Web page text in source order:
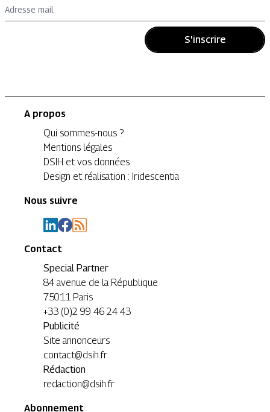
Adresse mail
S'inscrire
A propos
Qui sommes-nous ?
Mentions légales
DSIH et vos données
Design et réalisation : Iridescentia
Nous suivre
Contact
Special Partner
84 avenue de la République
75011 Paris
+33 (0)2 99 46 24 43
Publicité
Site annonceurs
contact@dsih.fr
Rédaction
redaction@dsih.fr
Abonnement